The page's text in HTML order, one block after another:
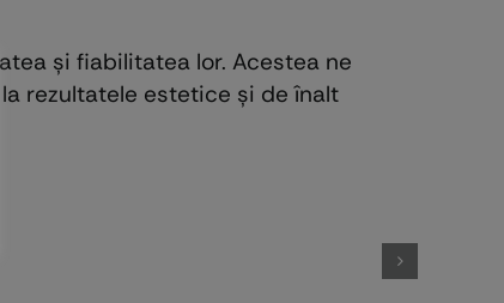
și fiabilitatea lor. Acestea ne
rezultatele estetice și de înalt